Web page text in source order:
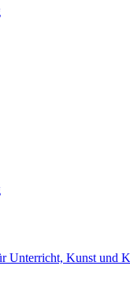
Unterricht, Kunst und